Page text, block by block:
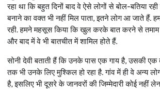
रहा था कि बहुत दिनों बाद वे ऐसे लोगों से बोल-बतिया
बनाने का वक्त भी नहीं मिल पाता, इतने लोग आ जाते हैं.
रही. हमने महसूस किया कि खुल करके बात करने से तमाम
और बाद में वे भी बातचीत में शामिल होते हैं.
सोनी देवी बताती हैं कि उनके पास एक गाय है, उसकी
तक भी उनके लिए मुश्किल हो रहा है. गांव में ही वे अन्य
है, इसलिए भी दूसरे के जानवरों की जिम्मेदारी कोई